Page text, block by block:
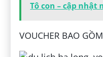
Tô con – cập nhật
VOUCHER BAO